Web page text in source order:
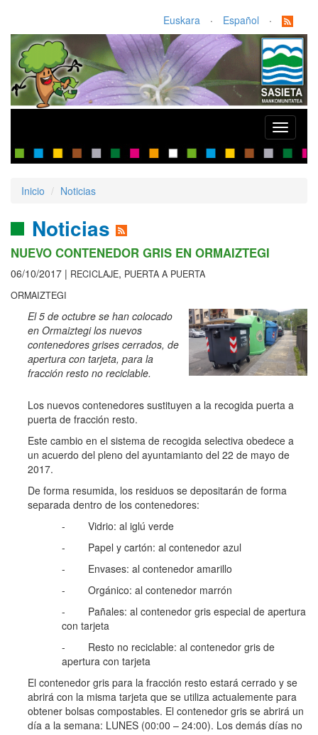
Euskara · Español ·
Toggle
Inicio Noticias
Noticias
NUEVO CONTENEDOR GRIS EN ORMAIZTEGI
06/10/2017 | RECICLAJE, PUERTA A PUERTA
ORMAIZTEGI
El 5 de octubre se han colocado
en Ormaiztegi los nuevos
contenedores grises cerrados, de
apertura con tarjeta, para la
fracción resto no reciclable.
Los nuevos contenedores sustituyen a la recogida puerta a
puerta de fracción resto.
Este cambio en el sistema de recogida selectiva obedece a
un acuerdo del pleno del ayuntamianto del 22 de mayo de
2017.
De forma resumida, los residuos se depositarán de forma
separada dentro de los contenedores:
- Vidrio: al iglú verde
- Papel y cartón: al contenedor azul
- Envases: al contenedor amarillo
- Orgánico: al contenedor marrón
- Pañales: al contenedor gris especial de apertura
con tarjeta
- Resto no reciclable: al contenedor gris de
apertura con tarjeta
El contenedor gris para la fracción resto estará cerrado y se
abrirá con la misma tarjeta que se utiliza actualemente para
obtener bolsas compostables. El contenedor gris se abrirá un
día a la semana: LUNES (00:00 – 24:00). Los demás días no